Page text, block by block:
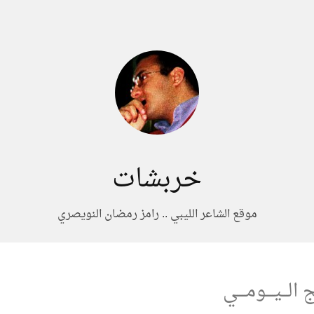
خربشات
موقع الشاعر الليبي .. رامز رمضان النويصري
الـــيــــومــــي